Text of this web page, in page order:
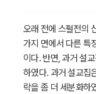
오래 전에 스펄전의
가지 면에서 다른 특
이다. 반면, 과거 설
하였다. 과거 설교집
락을 좀 더 세분화하